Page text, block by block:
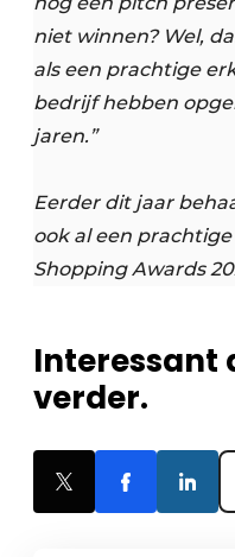
niet winnen? Wel,
als een prachtige
bedrijf hebben
jaren.”
Eerder dit jaar
ook al een
Shopping Awards
Interessant
verder.